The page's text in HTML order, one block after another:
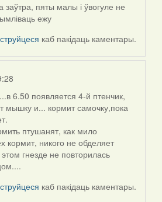
пяты малы і ўвогуле не
ежу
каб пакідаць каментары.
6.50 появляется 4-й птенчик,
мышку и... кормит самочку,пока
птушанят, как мило
кормит, никого не обделяет
гнезде не повторилась
каб пакідаць каментары.